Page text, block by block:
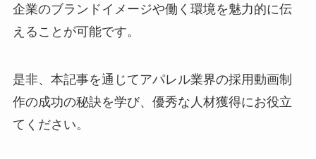
企業のブランドイメージや働く環境を魅力的に伝
えることが可能です。
是非、本記事を通じてアパレル業界の採用動画制
作の成功の秘訣を学び、優秀な人材獲得にお役立
てください。